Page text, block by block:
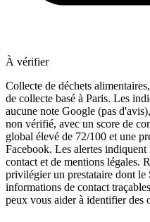
À vérifier
Collecte de déchets
de collecte basé à Paris. Les
aucune note Google (pas
non vérifié, avec un score de
global élevé de 72/100 et une
Facebook. Les alertes
contact et de mentions légales.
privilégier un prestataire dont
informations de contact
peux vous aider à identifier des